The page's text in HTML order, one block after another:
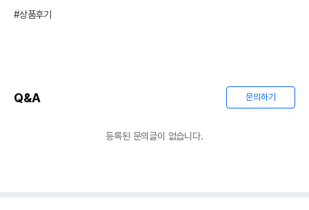
#상품후기
Q&A 문의하기
등록된 문의글이 없습니다.